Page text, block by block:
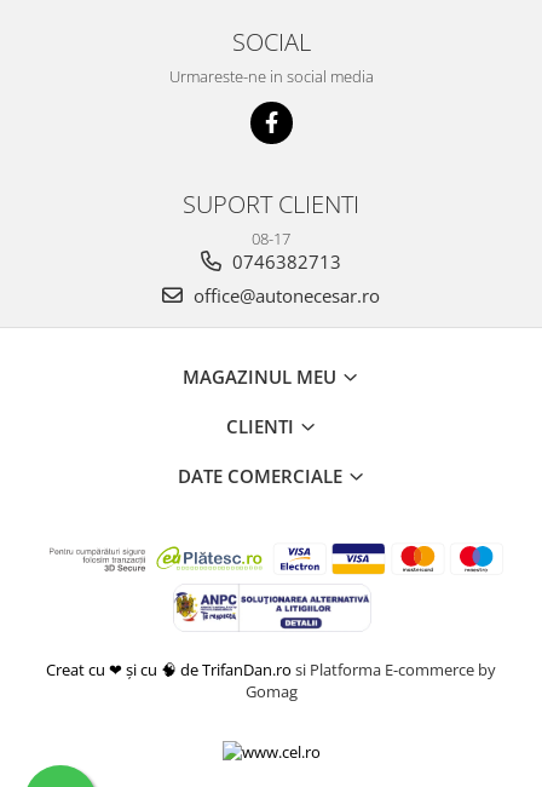
SOCIAL
Urmareste-ne in social media
SUPORT CLIENTI
08-17
0746382713
office@autonecesar.ro
MAGAZINUL MEU
CLIENTI
DATE COMERCIALE
Creat cu ❤ și cu 🧠 de TrifanDan.ro si Platforma E-commerce by
Gomag